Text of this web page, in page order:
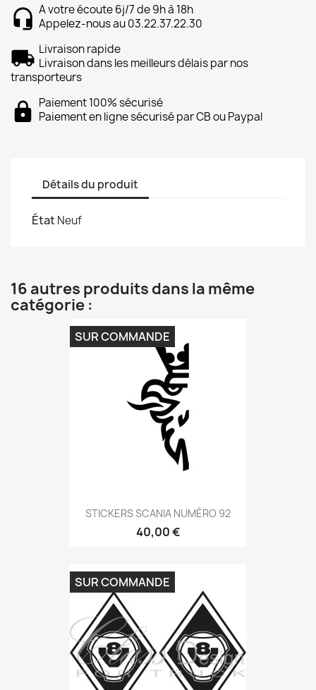
A votre écoute 6j/7 de 9h à 18h
Appelez-nous au 03.22.37.22.30
Livraison rapide
Livraison dans les meilleurs délais par nos
transporteurs
Paiement 100% sécurisé
Paiement en ligne sécurisé par CB ou Paypal
Détails du produit
ÉtatNeuf
16 autres produits dans la même
catégorie :
STICKERS SCANIA NUMÉRO 92
40,00 €
SUR COMMANDE
SUR COMMANDE